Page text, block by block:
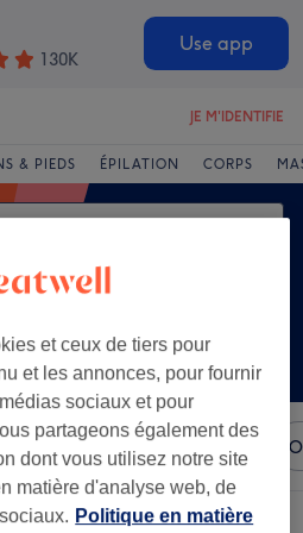
130K
Use app
JE M'IDENTIFIE
& PIEDS ÉPILATION CORPS
quel prix Marques Salons
et ceux de tiers pour
et les annonces, pour fournir
sociaux et pour
partageons également des
dont vous utilisez notre site
matière d'analyse web, de
Politique en matière